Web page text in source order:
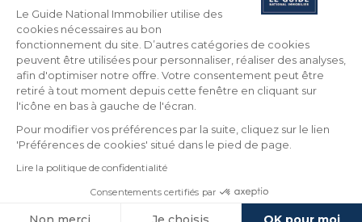
Contact
info@guidenationalimmobilier.fr
04 90 01 71 64
453 Route Nationale 7
13670 VERQUIERES
France
©2026LE GUIDE NATIONAL IMMOBILIER. Tous
droits réservés.
Edité par la société du Guide National Immobilier
Le Guide National Immobilier utilise des
cookies nécessaires au bon
fonctionnement du site. D’autres catégories de cookies
peuvent être utilisées pour personnaliser, réaliser des analyses,
afin d'optimiser notre offre. Votre consentement peut être
retiré à tout moment depuis cette fenêtre en cliquant sur
l'icône en bas à gauche de l'écran.
Pour modifier vos préférences par la suite, cliquez sur le lien
'Préférences de cookies' situé dans le pied de page.
Lire la politique de confidentialité
Consentements certifiés par